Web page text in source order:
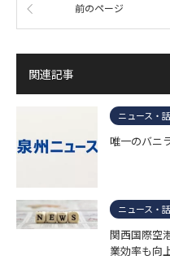
前のページ
関連記事
ニュース・
唯一のバニ
ニュース・
関西国際空
業効率も向